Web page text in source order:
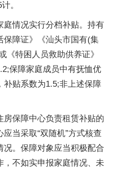
。
庭情况实行分档补贴。持有
保障证》《汕头市国有(集
《特困人员救助供养证》
保障家庭成员中有抚恤优
补贴系数为1.5;非上述保障
房保障中心负责租赁补贴的
当采取“双随机”方式核查
。保障对象应当积极配合
不如实申报家庭情况、未